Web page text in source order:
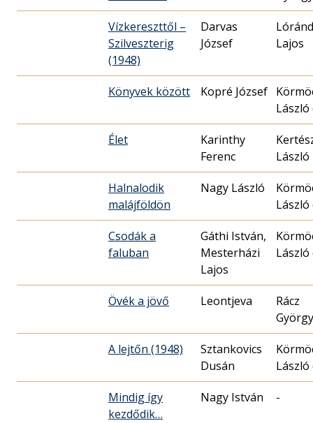
Vízkereszttől –
Szilveszterig
(1948)
Darvas
József
Lóránd
Lajos
Könyvek között Kopré József
László
Élet
Karinthy
Ferenc
László
Halnalodik
malájföldön
Nagy László
László
Csodák a
faluban
Gáthi István,
Mesterházi
Lajos
László
Övék a jövő Leontjeva
Rácz
György
A lejtőn (1948)
Sztankovics
Dusán
László
Mindig így
kezdődik…
Nagy István -